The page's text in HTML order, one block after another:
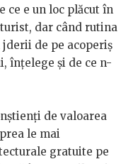
ce e un loc plăcut în
dar când rutina
de pe acoperiș
înțelege și de ce n-
de valoarea
le mai
gratuite pe